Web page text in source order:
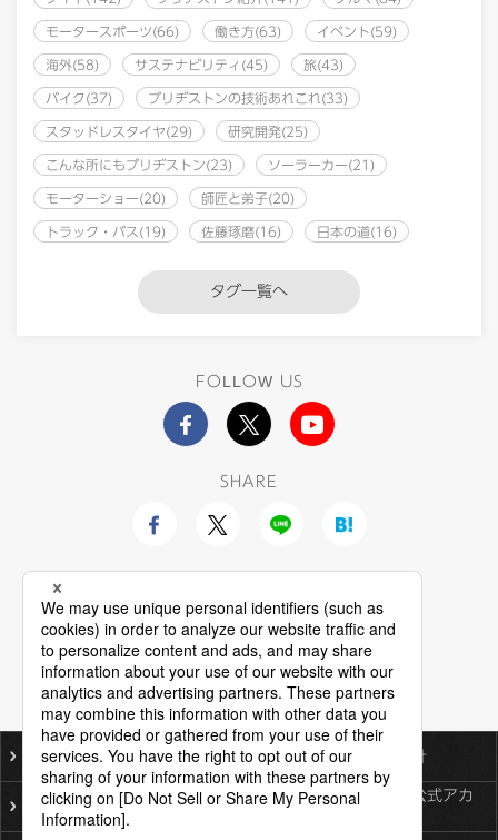
モータースポーツ(66) 働き方(63) イベント(59)
海外(58) サステナビリティ(45) 旅(43)
バイク(37) ブリヂストンの技術あれこれ(33)
スタッドレスタイヤ(29) 研究開発(25)
こんな所にもブリヂストン(23) ソーラーカー(21)
モーターショー(20) 師匠と弟子(20)
トラック・バス(19) 佐藤琢磨(16) 日本の道(16)
タグ一覧へ
FOLLOW US
SHARE
ご利用にあたって 個人情報保護基本方針
プライバシーポリシー
ソーシャルメディア公式アカ